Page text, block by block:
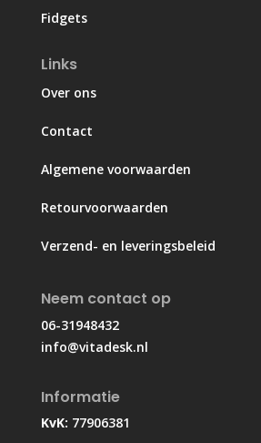
Fidgets
Links
Over ons
Contact
Algemene voorwaarden
Retourvoorwaarden
Verzend- en leveringsbeleid
Neem contact op
06-31948432
info@vitadesk.nl
Informatie
KvK: 77906381